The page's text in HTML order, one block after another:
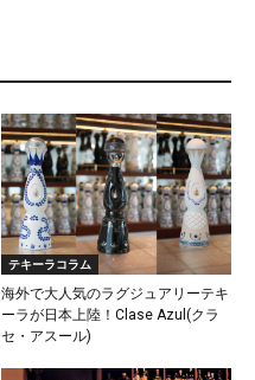
テキーラコラム
海外で大人気のラグジュアリーテキ
ーラが日本上陸！Clase Azul(クラ
セ・アスール)